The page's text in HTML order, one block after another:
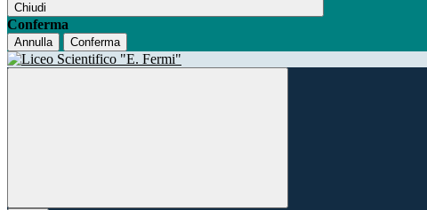
Chiudi
Conferma
Annulla Conferma